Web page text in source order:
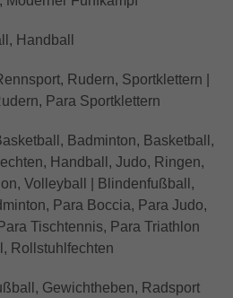
Handball
Rudern, Sportklettern |
Para Sportklettern
Badminton, Basketball,
Handball, Judo, Ringen,
Volleyball | Blindenfußball,
Para Boccia, Para Judo,
Tischtennis, Para Triathlon
Rollstuhlfechten
Gewichtheben, Radsport